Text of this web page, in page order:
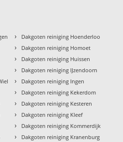
› Dakgoten reiniging Hoenderloo
› Dakgoten reiniging Homoet
› Dakgoten reiniging Huissen
› Dakgoten reiniging IJzendoorn
› Dakgoten reiniging Ingen
› Dakgoten reiniging Kekerdom
› Dakgoten reiniging Kesteren
› Dakgoten reiniging Kleef
› Dakgoten reiniging Kommerdijk
› Dakgoten reiniging Kranenburg